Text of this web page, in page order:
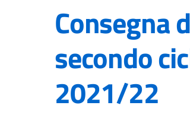
Consegna
secondo
2021/22